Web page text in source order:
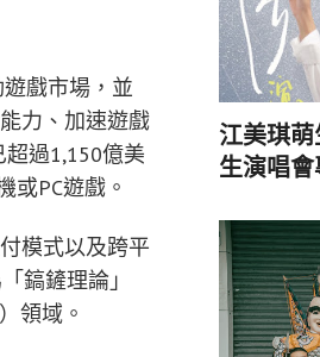
戲市場，並
力、加速遊戲
過1,150億美
PC遊戲。
模式以及跨平
鎬鏟理論」
領域。
江美琪
生演唱